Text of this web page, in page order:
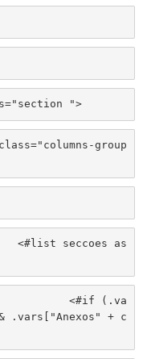
">
.vars["Anexos" + c